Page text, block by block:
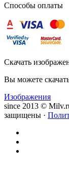
Способы оплаты
Скачать
Вы можете
Изображения
since 2013 ©
защищены ·